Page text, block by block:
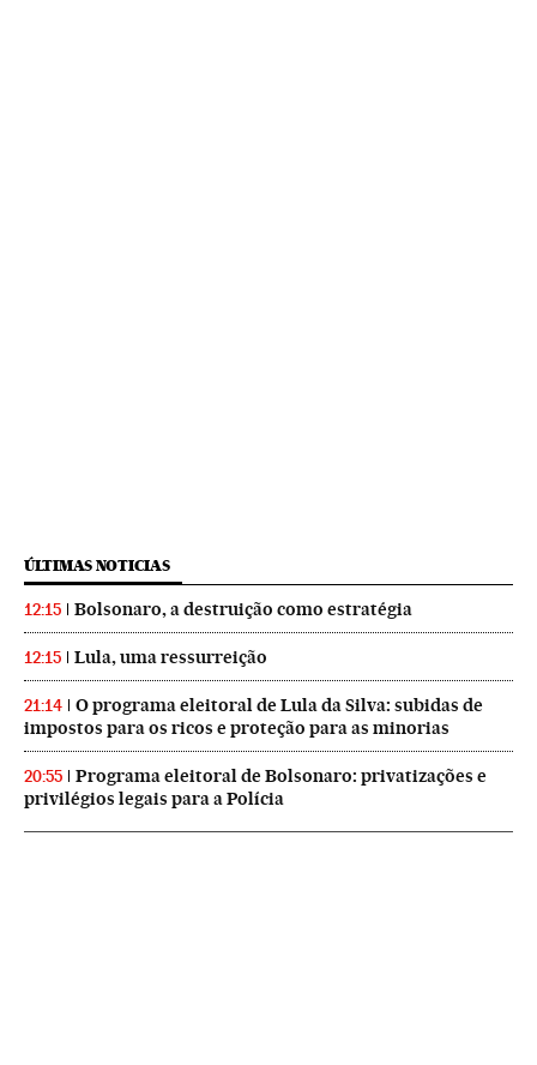
ÚLTIMAS NOTICIAS
12:15 Bolsonaro, a destruição como estratégia
12:15 Lula, uma ressurreição
21:14
O programa eleitoral de Lula da Silva: subidas de
impostos para os ricos e proteção para as minorias
20:55
Programa eleitoral de Bolsonaro: privatizações e
privilégios legais para a Polícia